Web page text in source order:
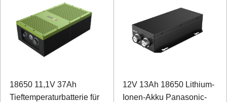
18650 11,1V 37Ah
Tieftemperaturbatterie für
12V 13Ah 18650 Lithium-
Ionen-Akku Panasonic-